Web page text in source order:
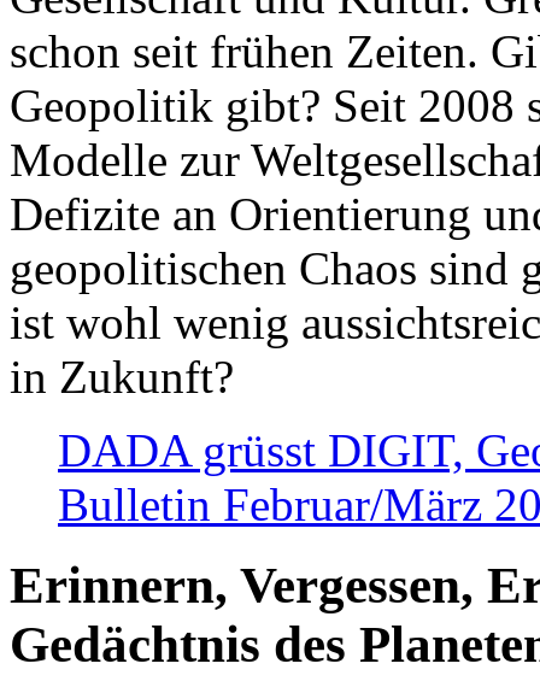
schon seit frühen Zeiten.
Geopolitik gibt? Seit 2008
Modelle zur
Defizite an Orientierung
geopolitischen Chaos sind
ist wohl wenig
in Zukunft?
DADA grüsst DIGIT,
Bulletin Februar/März
Erinnern, Vergessen,
Gedächtnis des